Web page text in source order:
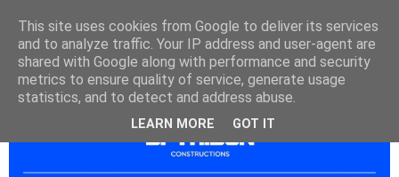
This site uses cookies from Google to deliver its services
and to analyze traffic. Your IP address and user-agent are
shared with Google along with performance and security
metrics to ensure quality of service, generate usage
statistics, and to detect and address abuse.
LEARN MORE GOT IT